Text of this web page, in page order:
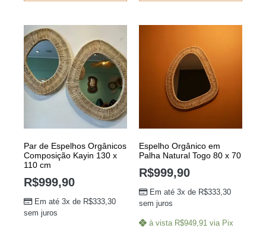
Par de Espelhos Orgânicos
Composição Kayin 130 x
110 cm
R$999,90
Em até 3x de R$333,30
sem juros
Espelho Orgânico em
Palha Natural Togo 80 x 70
R$999,90
Em até 3x de R$333,30
sem juros
à vista R$949,91 via Pix